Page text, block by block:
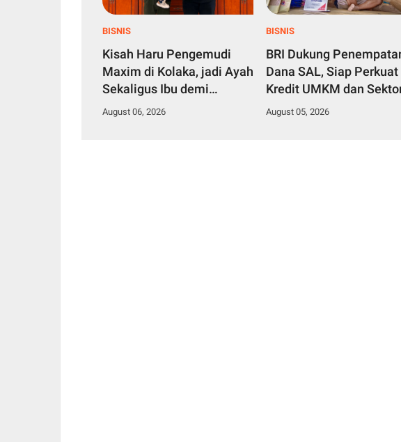
BISNIS
Kisah Haru Pengemudi
Maxim di Kolaka, jadi Ayah
Sekaligus Ibu demi
Membesarkan Anak Balita
August 06, 2026
BISNIS
BRI Dukung
Dana SAL, Siap Perkuat
Kredit UMKM dan
Produktif
August 05, 2026